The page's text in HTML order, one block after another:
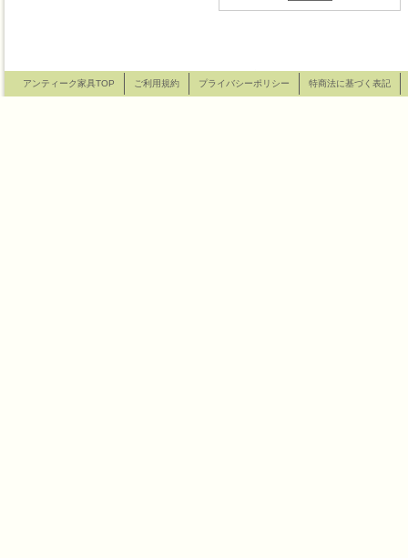
アンティーク家具TOP ご利用規約 プライバシーポリシー 特商法に基づく表記